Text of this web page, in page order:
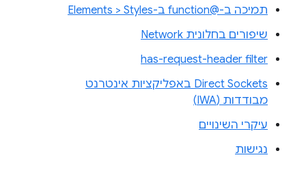
תמיכה ב-@function ב-Elements > Styles
שיפורים בחלונית Network
has-request-header filter
Direct Sockets באפליקציות אינטרנט
מבודדות (IWA)
עיקרי השינויים
נגישות